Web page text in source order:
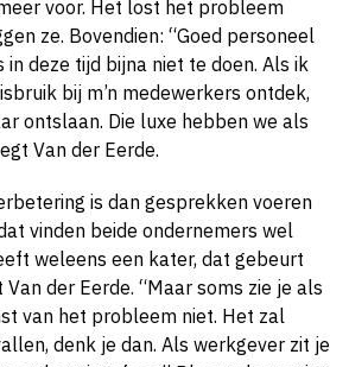
voor. Het lost het probleem
ze. Bovendien: “Goed personeel
in deze tijd bijna niet te doen. Als ik
bij m’n medewerkers ontdek,
ontslaan. Die luxe hebben we als
Van der Eerde.
is dan gesprekken voeren
vinden beide ondernemers wel
weleens een kater, dat gebeurt
Van der Eerde. “Maar soms zie je als
van het probleem niet. Het zal
denk je dan. Als werkgever zit je